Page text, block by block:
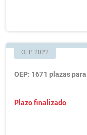
OEP 2022
OEP: 1671 plazas
Plazo finalizado